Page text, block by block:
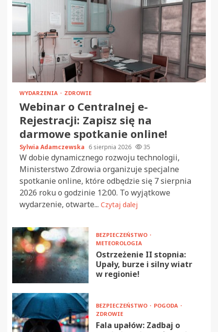
WYDARZENIA ZDROWIE
Webinar o Centralnej e-
Rejestracji: Zapisz się na
darmowe spotkanie online!
Sylwia Adamczewska 6 sierpnia 2026 35
W dobie dynamicznego rozwoju technologii,
Ministerstwo Zdrowia organizuje specjalne
spotkanie online, które odbędzie się 7 sierpnia
2026 roku o godzinie 12:00. To wyjątkowe
wydarzenie, otwarte... Czytaj dalej
BEZPIECZEŃSTWO
METEOROLOGIA
Ostrzeżenie II stopnia:
Upały, burze i silny wiatr
w regionie!
BEZPIECZEŃSTWO
POGODA
ZDROWIE
Fala upałów: Zadbaj o